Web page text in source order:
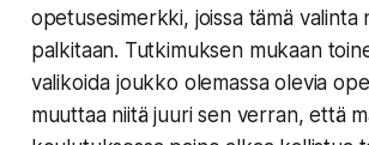
opetusesimerkki, joissa tämä valinta
palkitaan. Tutkimuksen mukaan
valikoida joukko olemassa olevia
muuttaa niitä juuri sen verran, että